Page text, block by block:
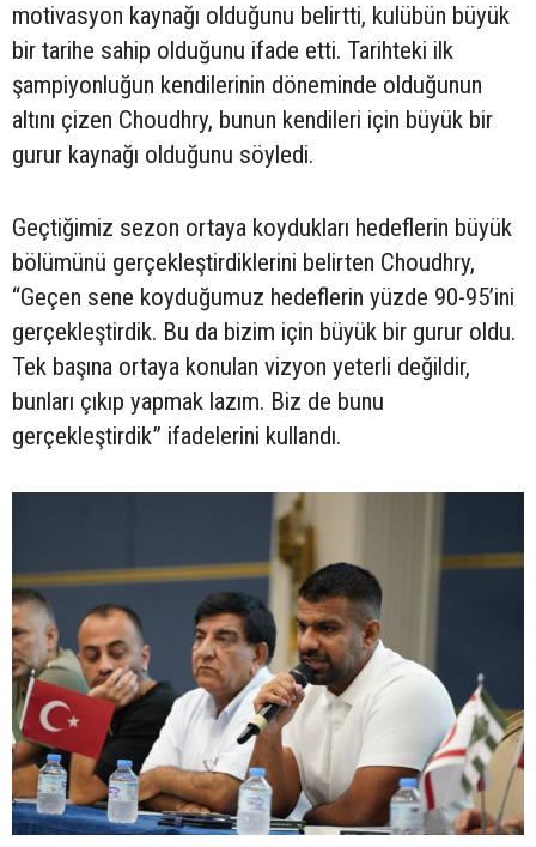
motivasyon kaynağı olduğunu belirtti, kulübün büyük
bir tarihe sahip olduğunu ifade etti. Tarihteki ilk
şampiyonluğun kendilerinin döneminde olduğunun
altını çizen Choudhry, bunun kendileri için büyük bir
gurur kaynağı olduğunu söyledi.
Geçtiğimiz sezon ortaya koydukları hedeflerin büyük
bölümünü gerçekleştirdiklerini belirten Choudhry,
“Geçen sene koyduğumuz hedeflerin yüzde 90-95’ini
gerçekleştirdik. Bu da bizim için büyük bir gurur oldu.
Tek başına ortaya konulan vizyon yeterli değildir,
bunları çıkıp yapmak lazım. Biz de bunu
gerçekleştirdik” ifadelerini kullandı.